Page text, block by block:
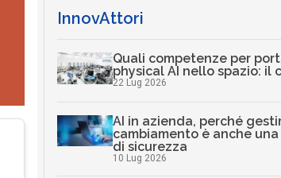
InnovAttori
Quali competenze per
physical AI nello spazio: il
22 Lug 2026
AI in azienda, perché
cambiamento è anche
di sicurezza
10 Lug 2026